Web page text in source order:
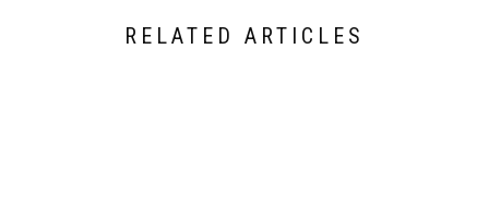
RELATED ARTICLES